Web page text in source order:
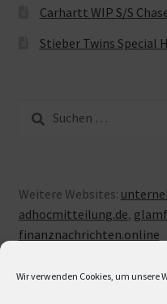
Wir verwenden Cookies, um unsere
Carhartt WIP S/S
Stieber Twins Special
nach:
Weitere Websites:
adhocmitteilung.de,
finanznachrichten.online